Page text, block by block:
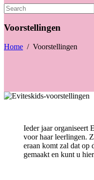
Voorstellingen
Home / Voorstellingen
Ieder jaar organiseert
voor haar leerlingen.
eraan komt zal dat op
gemaakt en kunt u